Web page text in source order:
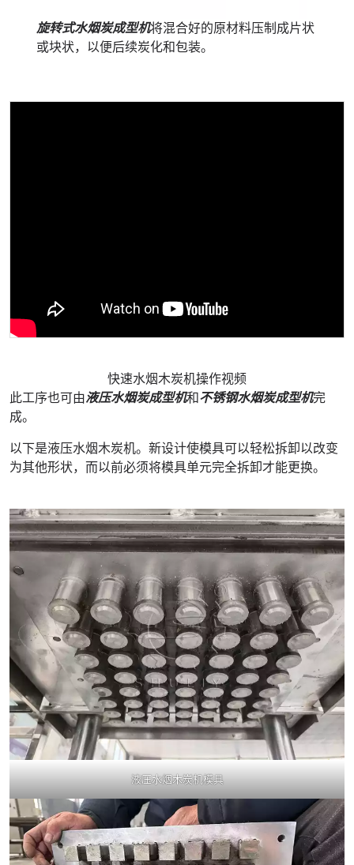
旋转式水烟炭成型机将混合好的原材料压制成片状
或块状，以便后续炭化和包装。
快速水烟木炭机操作视频
此工序也可由液压水烟炭成型机和不锈钢水烟炭成型机完
成。
以下是液压水烟木炭机。新设计使模具可以轻松拆卸以改变
为其他形状，而以前必须将模具单元完全拆卸才能更换。
液压水烟木炭机模具